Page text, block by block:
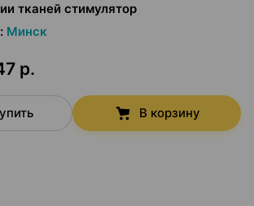
тканей стимулятор
: Минск
р.
В корзину